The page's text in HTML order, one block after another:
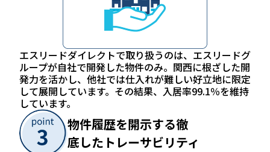
エスリードダイレクトで取り扱うのは、エスリードグ
ループが自社で開発した物件のみ。関西に根ざした開
発力を活かし、他社では仕入れが難しい好立地に限定
して展開しています。その結果、入居率99.1％を維持
しています。
物件履歴を開示する徹
底したトレーサビリティ